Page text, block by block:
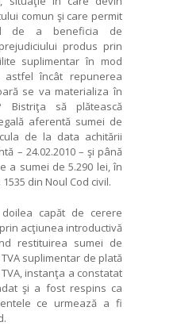
comun şi care permit
de a beneficia de
produs prin
suplimentar în mod
astfel încât repunerea
se va materializa în
Bistriţa să plătească
aferentă sumei de
de la data achitării
– 24.02.2010 – şi până
a sumei de 5.290 lei, în
din Noul Cod civil.
capăt de cerere
acţiunea introductivă
restituirea sumei de
suplimentar de plată
instanţa a constatat
şi a fost respins ca
ce urmează a fi